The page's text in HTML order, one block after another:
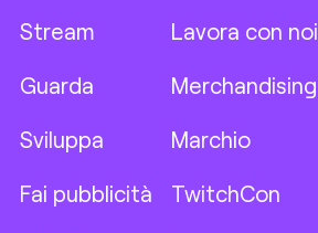
Stream
Guarda
Sviluppa
Fai pubblicità
Lavora con noi
Merchandising
Marchio
TwitchCon